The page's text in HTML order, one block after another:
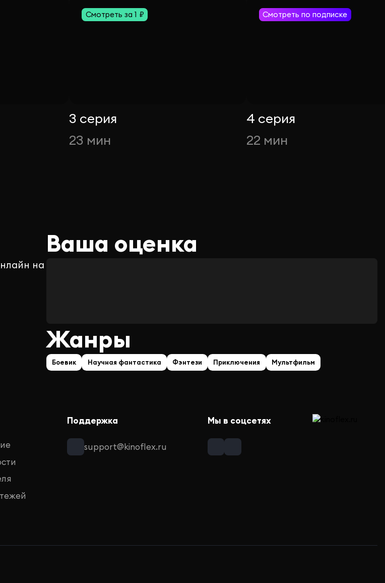
Смотреть за 1 ₽
3 серия
23 мин
Смотреть по подписке
4 серия
22 мин
на
Ваша оценка
Жанры
Боевик Научная фантастика Фэнтези Приключения Мультфильм
Поддержка
support@kinoflex.ru
Мы в соцсетях